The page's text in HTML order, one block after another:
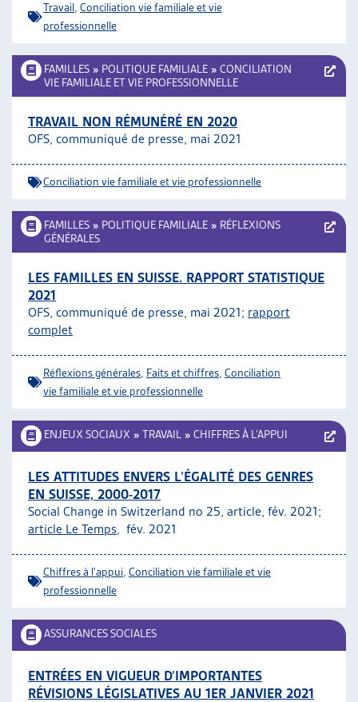
Travail Conciliation vie familiale et vie
professionnelle
FAMILLES » POLITIQUE FAMILIALE » CONCILIATION
VIE FAMILIALE ET VIE PROFESSIONNELLE
TRAVAIL NON RÉMUNÉRÉ EN 2020
OFS, communiqué de presse, mai 2021
Conciliation vie familiale et vie professionnelle
FAMILLES » POLITIQUE FAMILIALE » RÉFLEXIONS
GÉNÉRALES
LES FAMILLES EN SUISSE. RAPPORT STATISTIQUE
2021
OFS, communiqué de presse, mai 2021; rapport
complet
Réflexions générales Faits et chiffres Conciliation
vie familiale et vie professionnelle
ENJEUX SOCIAUX » TRAVAIL » CHIFFRES À L’APPUI
LES ATTITUDES ENVERS L’ÉGALITÉ DES GENRES
EN SUISSE, 2000-2017
Social Change in Switzerland no 25, article, fév. 2021;
article Le Temps, fév. 2021
Chiffres à l'appui Conciliation vie familiale et vie
professionnelle
ASSURANCES SOCIALES
ENTRÉES EN VIGUEUR D’IMPORTANTES
RÉVISIONS LÉGISLATIVES AU 1ER JANVIER 2021